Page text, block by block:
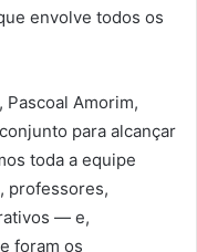
envolve todos os
Pascoal Amorim,
para alcançar
toda a equipe
professores,
— e,
foram os